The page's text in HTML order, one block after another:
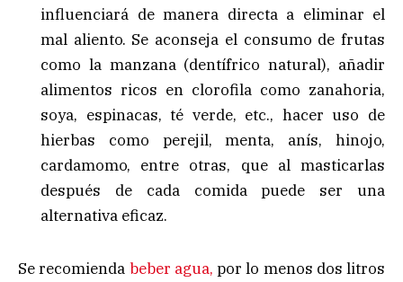
influenciará de manera directa a eliminar el
mal aliento. Se aconseja el consumo de frutas
como la manzana (dentífrico natural), añadir
alimentos ricos en clorofila como zanahoria,
soya, espinacas, té verde, etc., hacer uso de
hierbas como perejil, menta, anís, hinojo,
cardamomo, entre otras, que al masticarlas
después de cada comida puede ser una
alternativa eficaz.
Se recomienda beber agua, por lo menos dos litros